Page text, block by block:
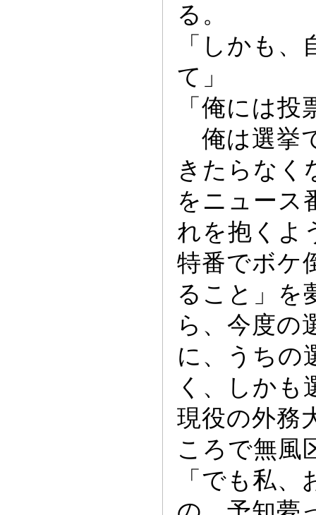
る。
「しかも
て」
「俺には
俺は選挙
きたらなく
をニ ュ ー ス
れを抱くよ
特番でボケ
ること」を
ら、今度の
に、うちの
く、しかも
現役の外務
ころで無風
「でも私